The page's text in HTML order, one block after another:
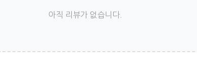
아직 리뷰가 없습니다.